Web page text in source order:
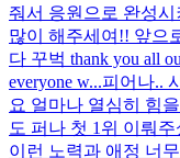
줘서 응원으로 완성
많이 해주세여!! 앞으
다 꾸벅 thank you all
everyone w...피어나..
요 얼마나 열심히 힘
도 퍼나 첫 1위 이뤄
이런 노력과 애정 너